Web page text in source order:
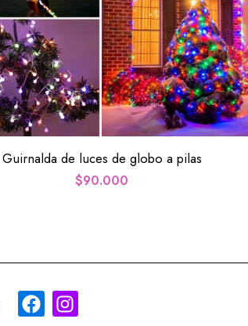
Guirnalda de luces de globo a pilas
$90.000